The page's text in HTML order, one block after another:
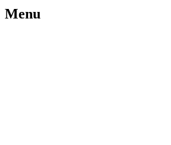
Menu